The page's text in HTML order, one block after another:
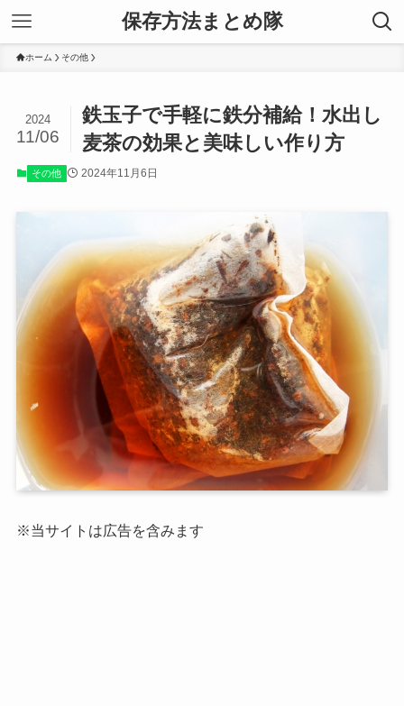
保存方法まとめ隊
ホーム その他
鉄玉子で手軽に鉄分補給！水出し
麦茶の効果と美味しい作り方
2024
11/06
その他 2024年11月6日
※当サイトは広告を含みます